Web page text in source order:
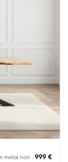
métal noir 999 €